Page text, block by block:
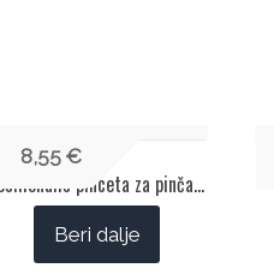
Cosmonails pinceta za pinčanje
8,55 €
Beri dalje